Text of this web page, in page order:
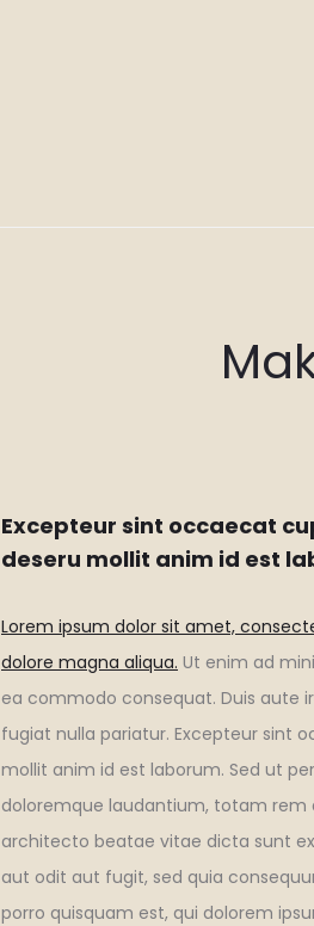
Excepteur sint occaecat
deseru mollit anim id est
Lorem ipsum dolor sit amet,
dolore magna aliqua. Ut enim ad
ea commodo consequat. Duis aute
fugiat nulla pariatur. Excepteur sint
mollit anim id est laborum. Sed ut
doloremque laudantium, totam rem
architecto beatae vitae dicta sunt
aut odit aut fugit, sed quia
porro quisquam est, qui dolorem